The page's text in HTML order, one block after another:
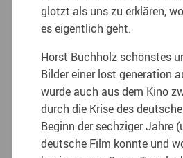
glotzt als uns zu erklären,
es eigentlich geht.
Horst Buchholz schönstes
Bilder einer lost generation
wurde auch aus dem Kino
durch die Krise des
Beginn der sechziger Jahre
deutsche Film konnte und